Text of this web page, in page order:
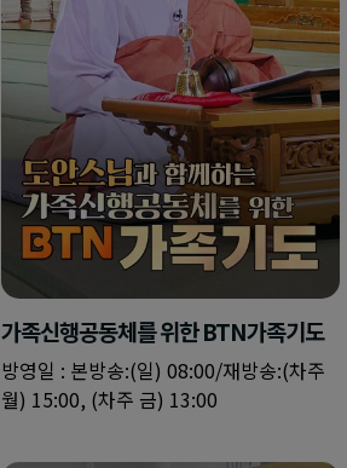
가족신행공동체를 위한 BTN가족기도
방영일 : 본방송:(일) 08:00/재방송:(차주
월) 15:00, (차주 금) 13:00